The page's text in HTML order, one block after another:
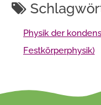
Physik der
Festkörperphysik)